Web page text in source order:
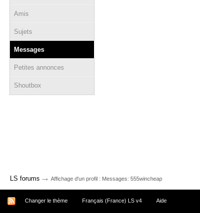
Amis
Sujets
Messages
Petites annonces
Shoutbox
LS forums → Affichage d'un profil : Messages: 555wincheap
Changer le thème Français (France) LS v4 Aide